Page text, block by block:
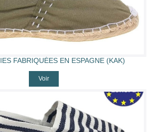
FABRIQUÉES EN ESPAGNE (KAK)
Voir